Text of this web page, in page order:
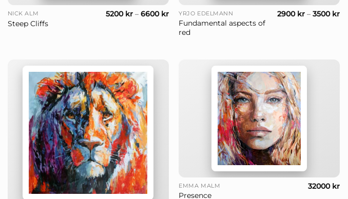
NICK ALM
Steep Cliffs
5200 kr– 6600 kr YRJÖ EDELMANN
Fundamental aspects of
red
2900 kr –3500 kr
+
EMMA MALM
Presence
32000 kr